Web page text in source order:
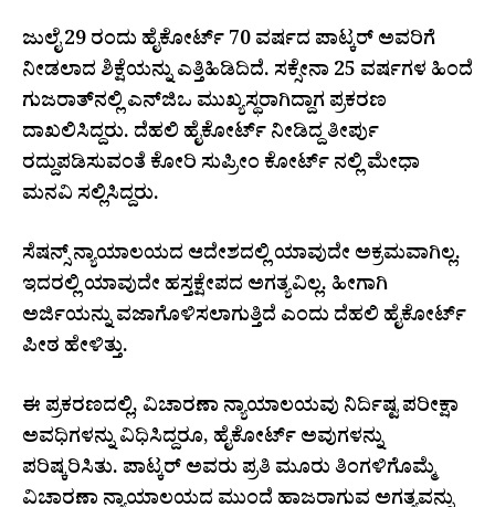
ಜುಲೈ 29 ರಂದು ಹೈಕೋರ್ಟ್ 70 ವರ್ಷದ ಪಾಟ್ಕರ್ ಅವರಿಗೆ
ನೀಡಲಾದ ಶಿಕ್ಷೆಯನ್ನು ಎತ್ತಿಹಿಡಿದಿದೆ. ಸಕ್ಸೇನಾ 25 ವರ್ಷಗಳ ಹಿಂದೆ
ಗುಜರಾತ್‌ನಲ್ಲಿ ಎನ್‌ಜಿಒ ಮುಖ್ಯಸ್ಥರಾಗಿದ್ದಾಗ ಪ್ರಕರಣ
ದಾಖಲಿಸಿದ್ದರು. ದೆಹಲಿ ಹೈಕೋರ್ಟ್ ನೀಡಿದ್ದ ತೀರ್ಪು
ರದ್ದುಪಡಿಸುವಂತೆ ಕೋರಿ ಸುಪ್ರೀಂ ಕೋರ್ಟ್ ನಲ್ಲಿ ಮೇಧಾ
ಮನವಿ ಸಲ್ಲಿಸಿದ್ದರು.
ಸೆಷನ್ಸ್ ನ್ಯಾಯಾಲಯದ ಆದೇಶದಲ್ಲಿ ಯಾವುದೇ ಅಕ್ರಮವಾಗಿಲ್ಲ.
ಇದರಲ್ಲಿ ಯಾವುದೇ ಹಸ್ತಕ್ಷೇಪದ ಅಗತ್ಯವಿಲ್ಲ. ಹೀಗಾಗಿ
ಅರ್ಜಿಯನ್ನು ವಜಾಗೊಳಿಸಲಾಗುತ್ತಿದೆ ಎಂದು ದೆಹಲಿ ಹೈಕೋರ್ಟ್
ಪೀಠ ಹೇಳಿತ್ತು.
ಈ ಪ್ರಕರಣದಲ್ಲಿ, ವಿಚಾರಣಾ ನ್ಯಾಯಾಲಯವು ನಿರ್ದಿಷ್ಟ ಪರೀಕ್ಷಾ
ಅವಧಿಗಳನ್ನು ವಿಧಿಸಿದ್ದರೂ, ಹೈಕೋರ್ಟ್ ಅವುಗಳನ್ನು
ಪರಿಷ್ಕರಿಸಿತು. ಪಾಟ್ಕರ್ ಅವರು ಪ್ರತಿ ಮೂರು ತಿಂಗಳಿಗೊಮ್ಮೆ